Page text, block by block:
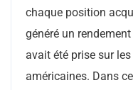
chaque position
généré un
avait été prise sur
américaines. Dans